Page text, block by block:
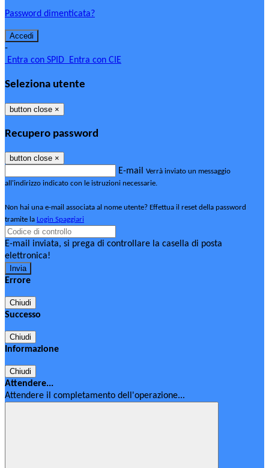
Password dimenticata?
-
Entra con SPID Entra con CIE
Seleziona utente
button close ×
Recupero password
button close ×
E-mail Verrà inviato un messaggio
all'indirizzo indicato con le istruzioni necessarie.
Non hai una e-mail associata al nome utente? Effettua il reset della password
tramite la Login Spaggiari
E-mail inviata, si prega di controllare la casella di posta
elettronica!
Errore
Chiudi
Successo
Chiudi
Informazione
Chiudi
Attendere...
Attendere il completamento dell'operazione...